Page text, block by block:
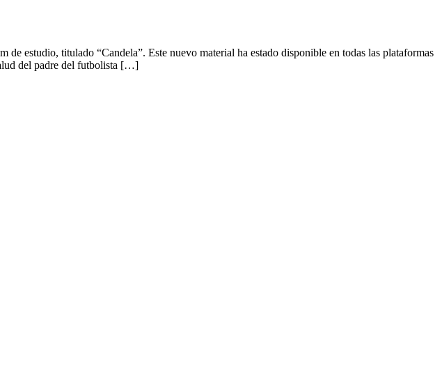
estudio, titulado “Candela”. Este nuevo material ha estado disponible en todas las plataformas
del padre del futbolista […]